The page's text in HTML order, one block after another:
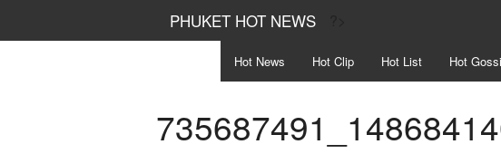
PHUKET HOT NEWS
Hot News Hot Clip Hot List Hot